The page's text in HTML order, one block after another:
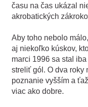
času na čas ukázal
akrobatických
Aby toho nebolo
aj niekoľko kúskov,
marci 1996 sa stal
streliť gól. O dva roky
poznanie vyšším a
viac ako dobre.